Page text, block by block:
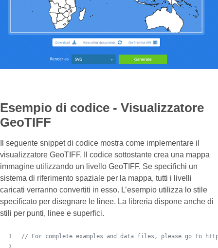
Esempio di codice - Visualizzatore
GeoTIFF
Il seguente snippet di codice mostra come implementare il
visualizzatore GeoTIFF. Il codice sottostante crea una mappa
immagine utilizzando un livello GeoTIFF. Se specifichi un
sistema di riferimento spaziale per la mappa, tutti i livelli
caricati verranno convertiti in esso. L’esempio utilizza lo stile
specificato per disegnare le linee. La libreria dispone anche di
stili per punti, linee e superfici.
// For complete examples and data files, please go to